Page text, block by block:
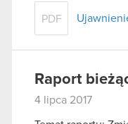
PDF
Raport
4 lipca 2017